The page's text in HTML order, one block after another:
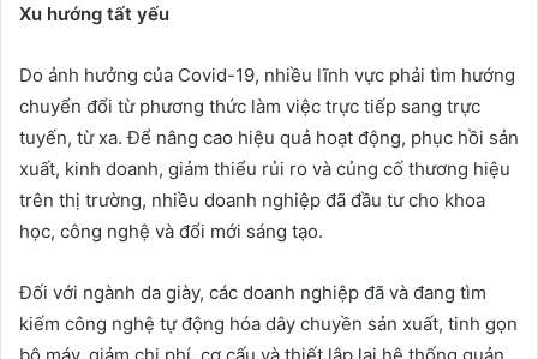
Xu hướng tất yếu
Do ảnh hưởng của Covid-19, nhiều lĩnh vực phải tìm hướng
chuyển đổi từ phương thức làm việc trực tiếp sang trực
tuyến, từ xa. Để nâng cao hiệu quả hoạt động, phục hồi sản
xuất, kinh doanh, giảm thiểu rủi ro và củng cố thương hiệu
trên thị trường, nhiều doanh nghiệp đã đầu tư cho khoa
học, công nghệ và đổi mới sáng tạo.
Đối với ngành da giày, các doanh nghiệp đã và đang tìm
kiếm công nghệ tự động hóa dây chuyền sản xuất, tinh gọn
bộ máy, giảm chi phí, cơ cấu và thiết lập lại hệ thống quản